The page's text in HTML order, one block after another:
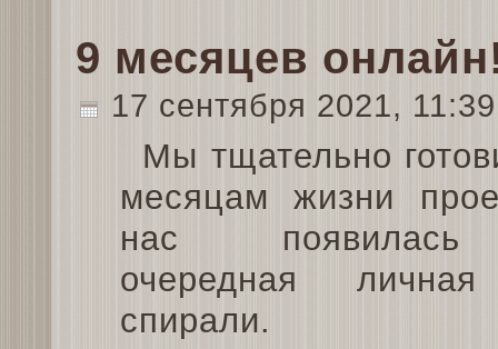
9 месяцев
17 сентября 2021,
Мы тщательно
месяцам жизни
нас
очередная
спирали.